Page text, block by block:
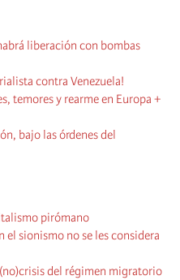
liberación con bombas
contra Venezuela!
temores y rearme en Europa +
bajo las órdenes del
pirómano
el sionismo no se les considera
del régimen migratorio